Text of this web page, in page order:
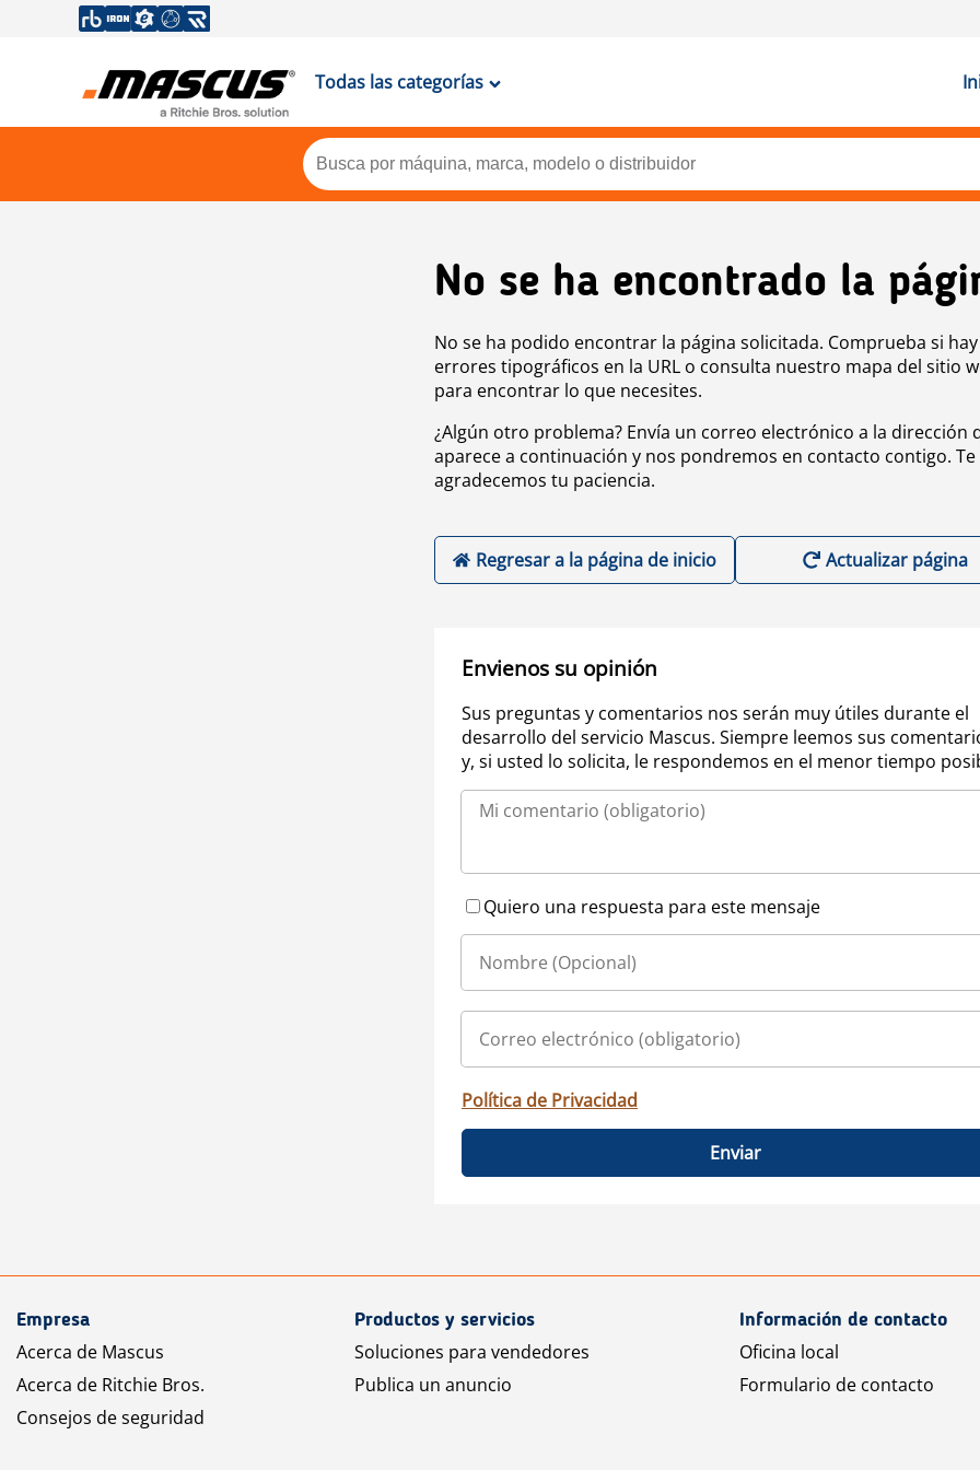
Todas las categorías
No se ha encontrado la
No se ha podido encontrar la página solicitada. Comprueba si hay
errores tipográficos en la URL o consulta nuestro mapa del sitio
para encontrar lo que necesites.
¿Algún otro problema? Envía un correo electrónico a la dirección
aparece a continuación y nos pondremos en contacto contigo. Te
agradecemos tu paciencia.
Regresar a la página de inicio Actualizar página
Envienos su opinión
Sus preguntas y comentarios nos serán muy útiles durante el
desarrollo del servicio Mascus. Siempre leemos sus
y, si usted lo solicita, le respondemos en el menor tiempo
Quiero una respuesta para este mensaje
Política de Privacidad
Enviar
Empresa
Acerca de Mascus
Acerca de Ritchie Bros.
Consejos de seguridad
Productos y servicios
Soluciones para vendedores
Publica un anuncio
Información de contacto
Oficina local
Formulario de contacto